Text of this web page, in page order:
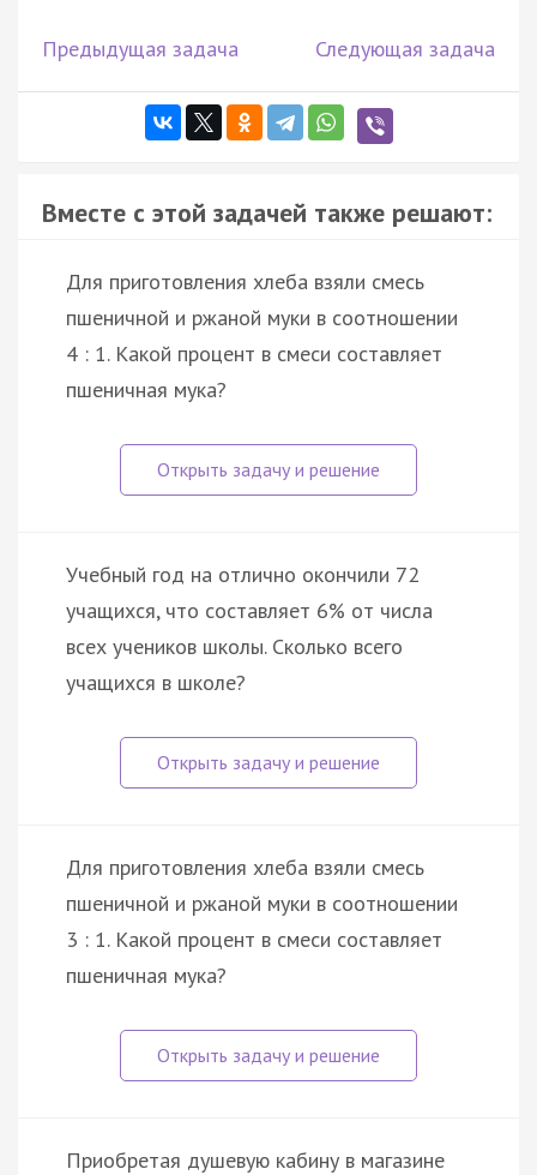
Предыдущая задача Следующая задача
Вместе с этой задачей также решают:
Для приготовления хлеба взяли смесь
пшеничной и ржаной муки в соотношении
4 : 1. Какой процент в смеси составляет
пшеничная мука?
Учебный год на отлично окончили 72
учащихся, что составляет 6% от числа
всех учеников школы. Сколько всего
учащихся в школе?
Для приготовления хлеба взяли смесь
пшеничной и ржаной муки в соотношении
3 : 1. Какой процент в смеси составляет
пшеничная мука?
Приобретая душевую кабину в магазине